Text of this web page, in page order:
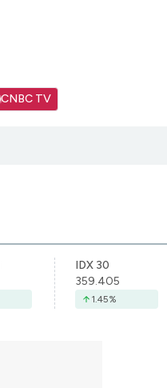
CNBC TV
IDX 30
359.405
1.45%